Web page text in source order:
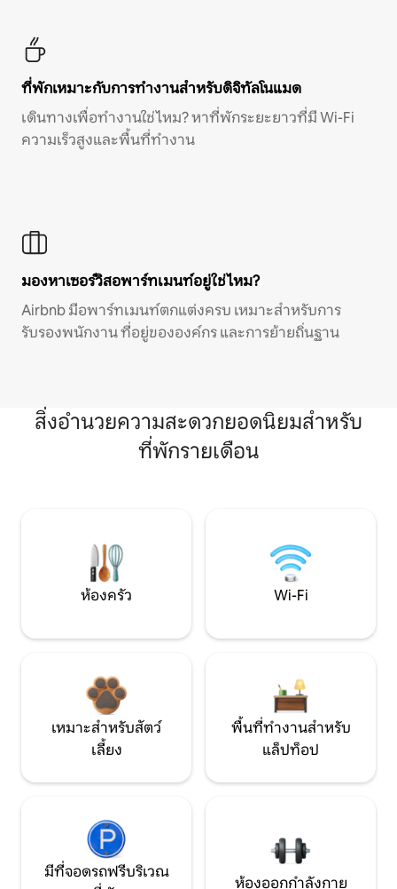
ที่พักเหมาะกับการทำงานสำหรับดิจิทัลโนแมด
เดินทางเพื่อทำงานใช่ไหม? หาที่พักระยะยาวที่มี Wi-Fi
ความเร็วสูงและพื้นที่ทำงาน
มองหาเซอร์วิสอพาร์ทเมนท์อยู่ใช่ไหม?
Airbnb มีอพาร์ทเมนท์ตกแต่งครบ เหมาะสำหรับการ
รับรองพนักงาน ที่อยู่ขององค์กร และการย้ายถิ่นฐาน
สิ่งอำนวยความสะดวกยอดนิยมสำหรับ
ที่พักรายเดือน
ห้องครัว Wi-Fi
เหมาะสำหรับสัตว์
เลี้ยง
พื้นที่ทำงานสำหรับ
แล็ปท็อป
มีที่จอดรถฟรีบริเวณ
ห้องออกกำลังกาย